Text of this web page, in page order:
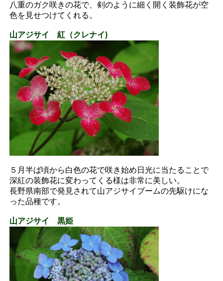
八重のガク咲きの花で、剣のように細く開く装飾花が空
色を見せつけてくれる。
山アジサイ 紅（クレナイ)
５月半ば頃から白色の花で咲き始め日光に当たることで
深紅の装飾花に変わってくる様は非常に美しい。
長野県南部で発見されて山アジサイブームの先駆けにな
った品種です。
山アジサイ 黒姫